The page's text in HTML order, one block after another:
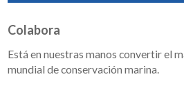
Colabora
Está en nuestras manos convertir el
mundial de conservación marina.